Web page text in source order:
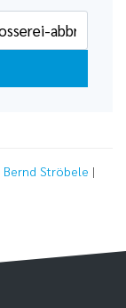
Bernd Ströbele |